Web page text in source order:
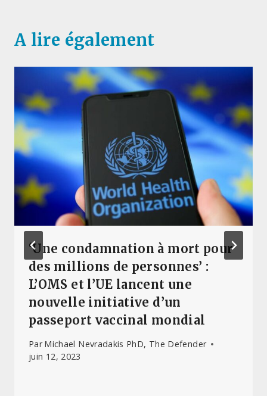
A lire également
‘Une condamnation à mort pour
des millions de personnes’ :
L’OMS et l’UE lancent une
nouvelle initiative d’un
passeport vaccinal mondial
Par Michael Nevradakis PhD, The Defender
juin 12, 2023